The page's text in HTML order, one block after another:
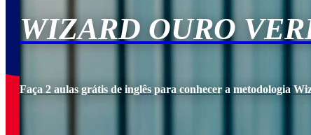
WIZARD OURO
Faça 2 aulas grátis de inglês para conhecer a metodologia